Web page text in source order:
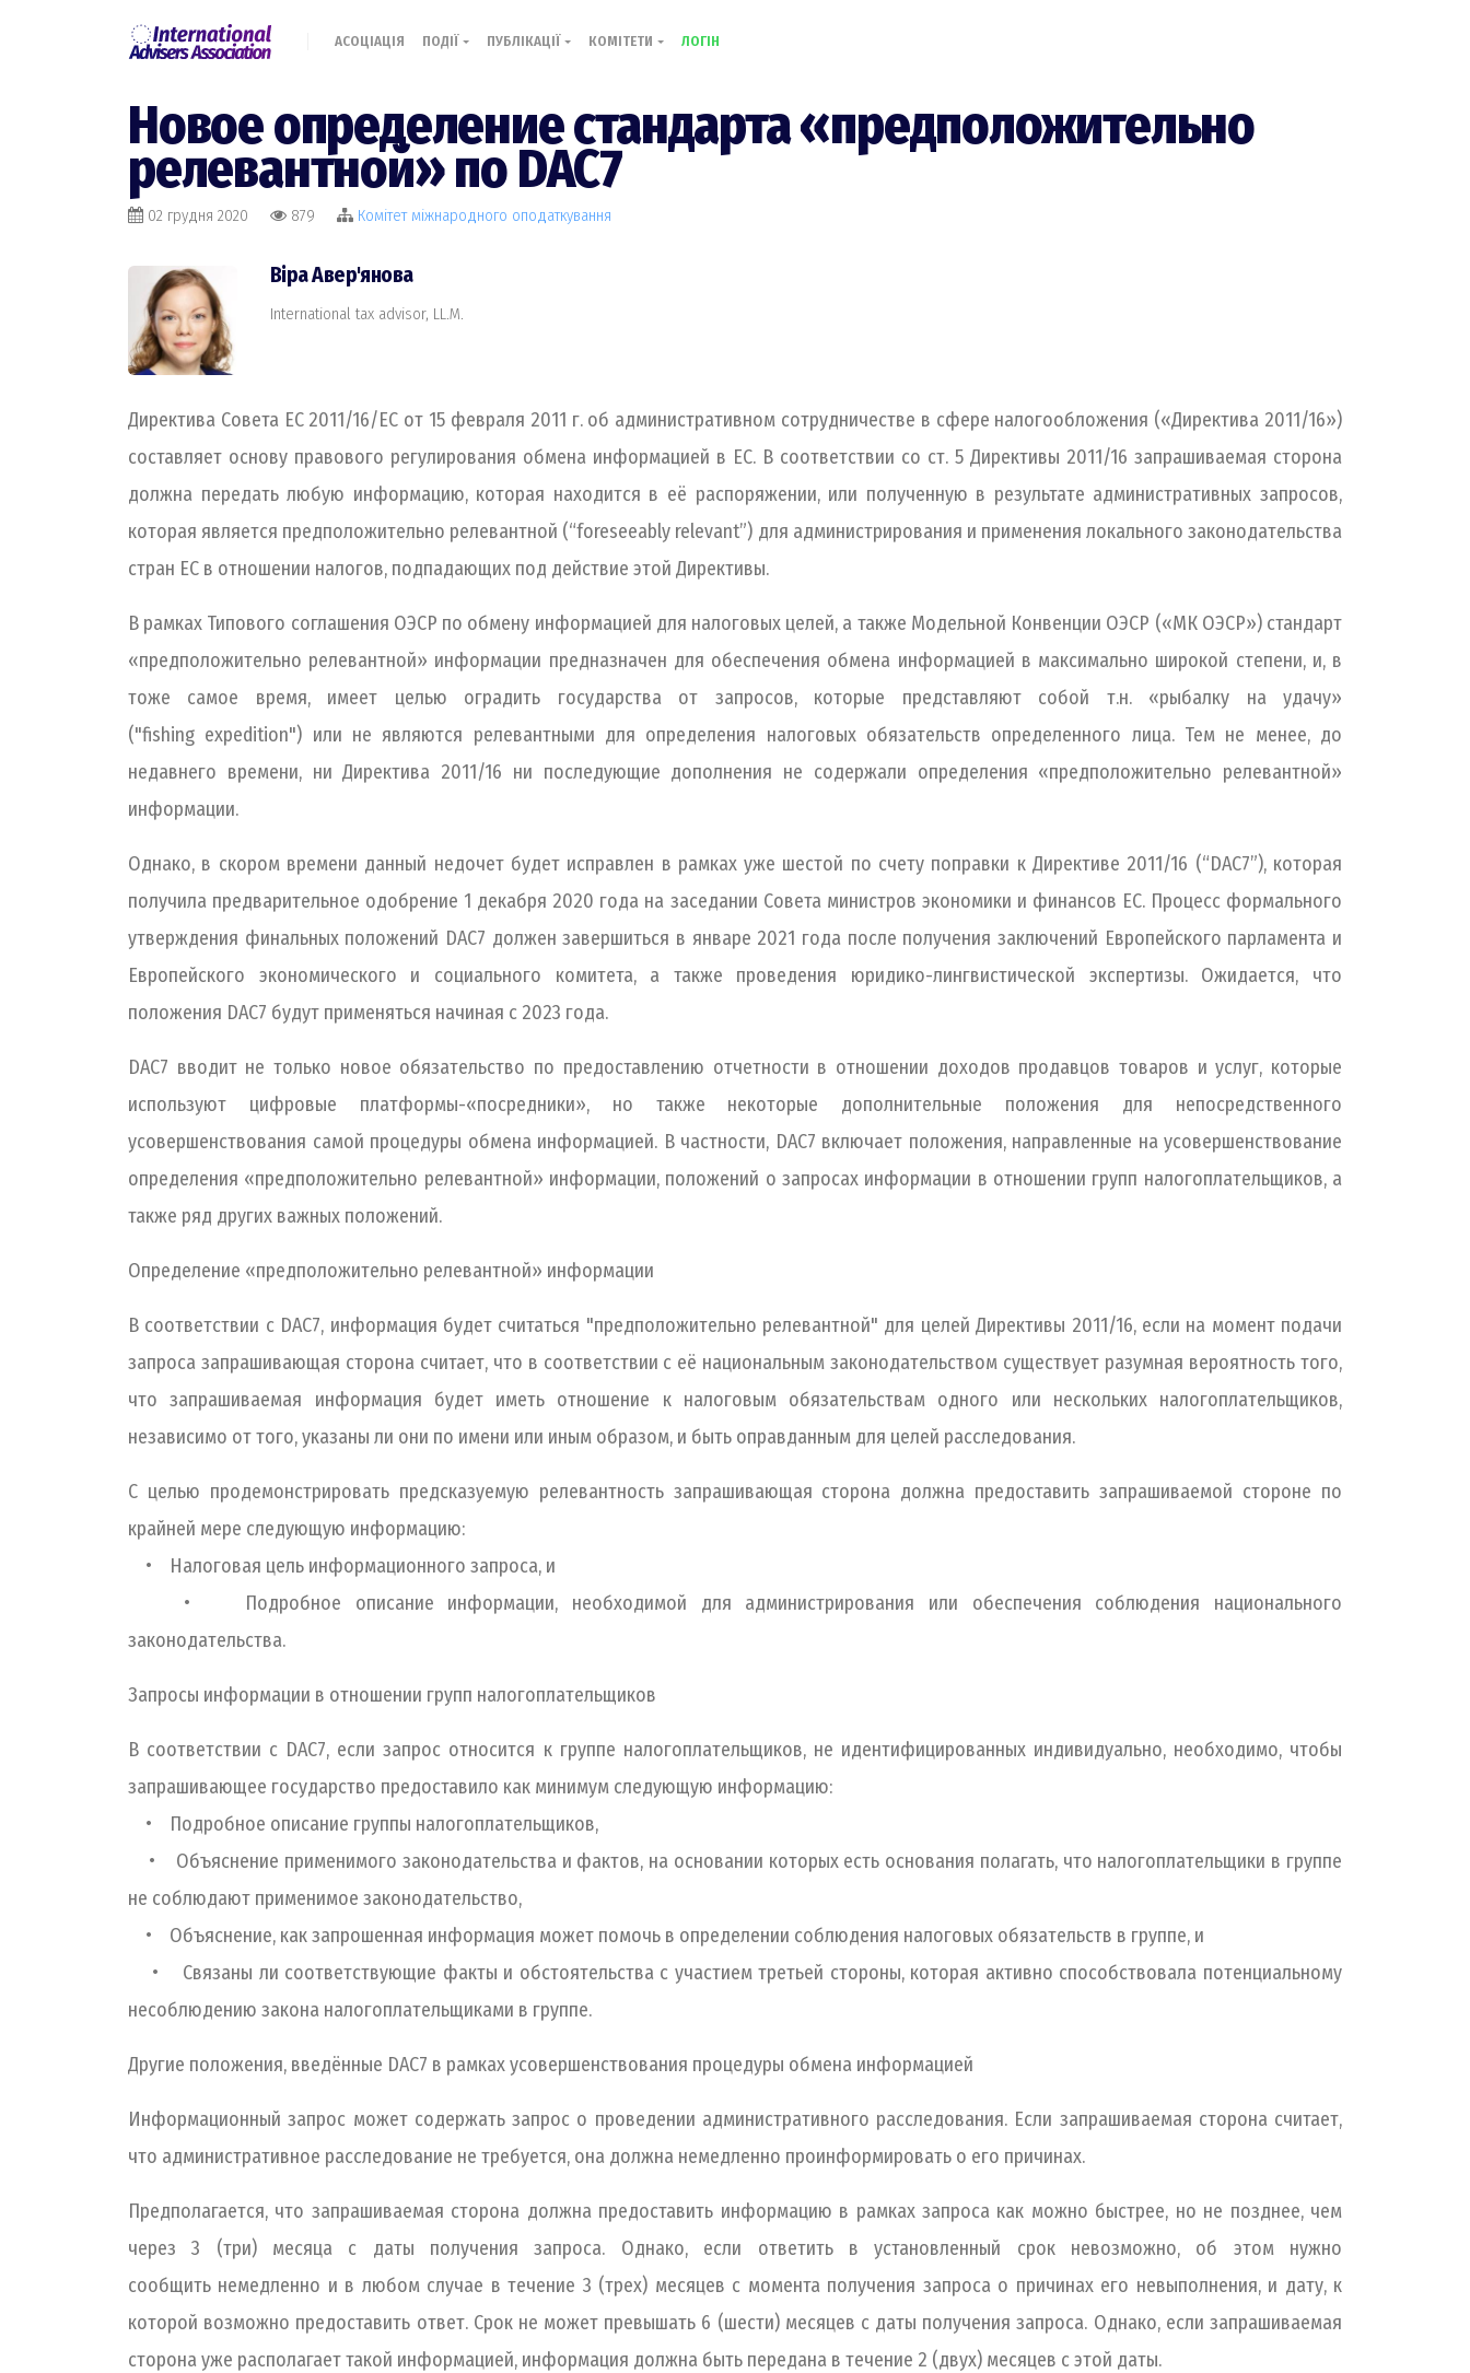
АСОЦІАЦІЯ ПОДІЇ ПУБЛІКАЦІЇ КОМІТЕТИ ЛОГІН
Новое определение стандарта «предположительно
релевантной» по DAC7
02 грудня 2020 879 Комiтет міжнародного оподаткування
Віра Авер'янова
International tax advisor, LL.M.
Директива Совета ЕС 2011/16/EС от 15 февраля 2011 г. об административном сотрудничестве в сфере налогообложения («Директива 2011/16»)
составляет основу правового регулирования обмена информацией в ЕС. В соответствии со ст. 5 Директивы 2011/16 запрашиваемая сторона
должна передать любую информацию, которая находится в её распоряжении, или полученную в результате административных запросов,
которая является предположительно релевантной (“foreseeably relevant”) для администрирования и применения локального законодательства
стран ЕС в отношении налогов, подпадающих под действие этой Директивы.
В рамках Типового соглашения ОЭСР по обмену информацией для налоговых целей, а также Модельной Конвенции ОЭСР («МК ОЭСР») стандарт
«предположительно релевантной» информации предназначен для обеспечения обмена информацией в максимально широкой степени, и, в
тоже самое время, имеет целью оградить государства от запросов, которые представляют собой т.н. «рыбалку на удачу»
("fishing expedition") или не являются релевантными для определения налоговых обязательств определенного лица. Тем не менее, до
недавнего времени, ни Директива 2011/16 ни последующие дополнения не содержали определения «предположительно релевантной»
информации.
Однако, в скором времени данный недочет будет исправлен в рамках уже шестой по счету поправки к Директиве 2011/16 (“DAC7”), которая
получила предварительное одобрение 1 декабря 2020 года на заседании Совета министров экономики и финансов ЕС. Процесс формального
утверждения финальных положений DAC7 должен завершиться в январе 2021 года после получения заключений Европейского парламента и
Европейского экономического и социального комитета, а также проведения юридико-лингвистической экспертизы. Ожидается, что
положения DAC7 будут применяться начиная с 2023 года.
DAC7 вводит не только новое обязательство по предоставлению отчетности в отношении доходов продавцов товаров и услуг, которые
используют цифровые платформы-«посредники», но также некоторые дополнительные положения для непосредственного
усовершенствования самой процедуры обмена информацией. В частности, DAC7 включает положения, направленные на усовершенствование
определения «предположительно релевантной» информации, положений о запросах информации в отношении групп налогоплательщиков, а
также ряд других важных положений.
Определение «предположительно релевантной» информации
В соответствии с DAC7, информация будет считаться "предположительно релевантной" для целей Директивы 2011/16, если на момент подачи
запроса запрашивающая сторона считает, что в соответствии с её национальным законодательством существует разумная вероятность того,
что запрашиваемая информация будет иметь отношение к налоговым обязательствам одного или нескольких налогоплательщиков,
независимо от того, указаны ли они по имени или иным образом, и быть оправданным для целей расследования.
С целью продемонстрировать предсказуемую релевантность запрашивающая сторона должна предоставить запрашиваемой стороне по
крайней мере следующую информацию:
• Налоговая цель информационного запроса, и
• Подробное описание информации, необходимой для администрирования или обеспечения соблюдения национального
законодательства.
Запросы информации в отношении групп налогоплательщиков
В соответствии с DAC7, если запрос относится к группе налогоплательщиков, не идентифицированных индивидуально, необходимо, чтобы
запрашивающее государство предоставило как минимум следующую информацию:
• Подробное описание группы налогоплательщиков,
• Объяснение применимого законодательства и фактов, на основании которых есть основания полагать, что налогоплательщики в группе
не соблюдают применимое законодательство,
• Объяснение, как запрошенная информация может помочь в определении соблюдения налоговых обязательств в группе, и
• Связаны ли соответствующие факты и обстоятельства с участием третьей стороны, которая активно способствовала потенциальному
несоблюдению закона налогоплательщиками в группе.
Другие положения, введённые DAC7 в рамках усовершенствования процедуры обмена информацией
Информационный запрос может содержать запрос о проведении административного расследования. Если запрашиваемая сторона считает,
что административное расследование не требуется, она должна немедленно проинформировать о его причинах.
Предполагается, что запрашиваемая сторона должна предоставить информацию в рамках запроса как можно быстрее, но не позднее, чем
через 3 (три) месяца с даты получения запроса. Однако, если ответить в установленный срок невозможно, об этом нужно
сообщить немедленно и в любом случае в течение 3 (трех) месяцев с момента получения запроса о причинах его невыполнения, и дату, к
которой возможно предоставить ответ. Срок не может превышать 6 (шести) месяцев с даты получения запроса. Однако, если запрашиваемая
сторона уже располагает такой информацией, информация должна быть передана в течение 2 (двух) месяцев с этой даты.